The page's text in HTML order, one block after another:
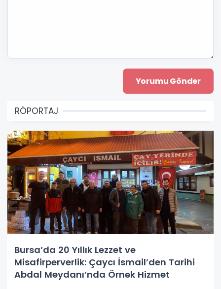
RÖPORTAJ
Bursa’da 20 Yıllık Lezzet ve
Misafirperverlik: Çaycı İsmail’den Tarihi
Abdal Meydanı’nda Örnek Hizmet